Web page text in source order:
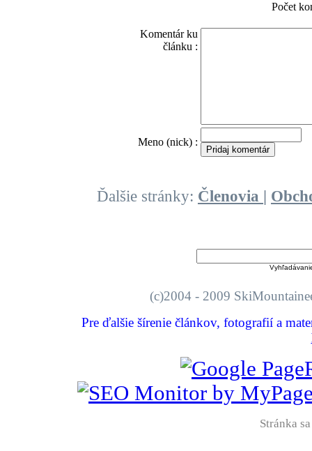
Počet
Komentár ku
článku :
Meno (nick) :
Ďalšie stránky: Členovia |
(c)2004 - 2009
Pre ďalšie šírenie článkov, fotografií a
Stránka